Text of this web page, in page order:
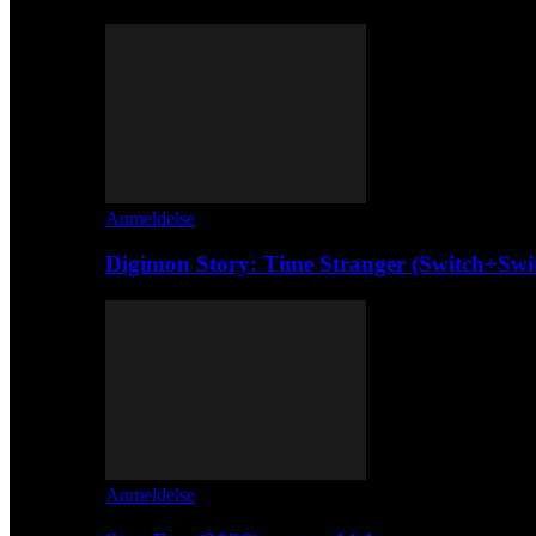
Anmeldelse
Digimon Story: Time Stranger
Anmeldelse